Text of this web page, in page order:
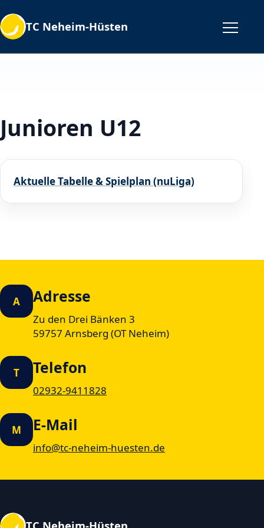
TC Neheim-Hüsten
Junioren U12
Aktuelle Tabelle & Spielplan (nuLiga)
A Adresse
Zu den Drei Bänken 3
59757 Arnsberg (OT Neheim)
T Telefon
02932-9411828
M E-Mail
info@tc-neheim-huesten.de